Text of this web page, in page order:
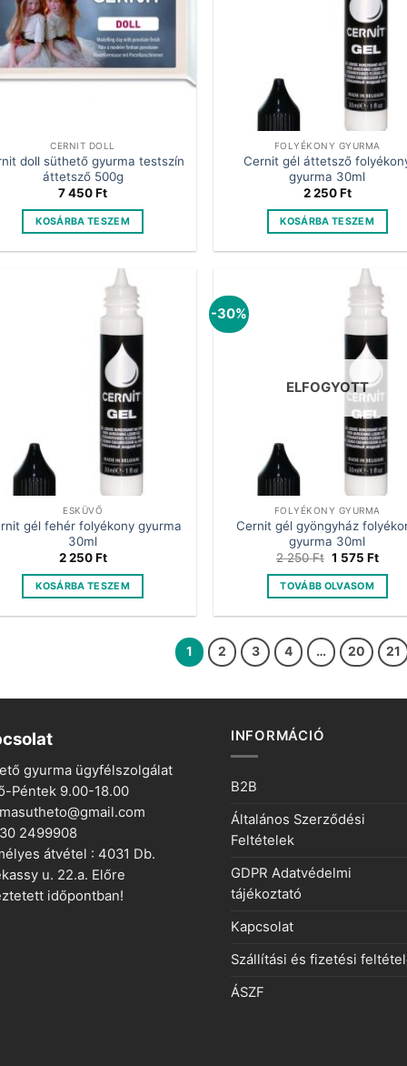
CERNIT DOLL
doll süthető gyurma testszín
áttetsző 500g
7 450Ft
KOSÁRBA TESZEM
FOLYÉKONY GYURMA
Cernit gél áttetsző
gyurma 30ml
2 250Ft
KOSÁRBA TESZEM
ESKÜVŐ
gél fehér folyékony gyurma
30ml
2 250Ft
KOSÁRBA TESZEM
-30%
ELFOGYOTT
FOLYÉKONY GYURMA
Cernit gél gyöngyház
gyurma 30ml
2 250Ft Original
was:
2
1 575 Ft
is:
TOVÁBB OLVASOM
1 2 3 4 … 20 21
gyurma ügyfélszolgálat
Péntek 9.00-18.00
2499908
átvétel : 4031 Db.
u. 22.a. Előre
időpontban!
INFORMÁCIÓ
B2B
Általános Szerződési
Feltételek
GDPR Adatvédelmi
tájékoztató
Kapcsolat
Szállítási és fizetési
ÁSZF